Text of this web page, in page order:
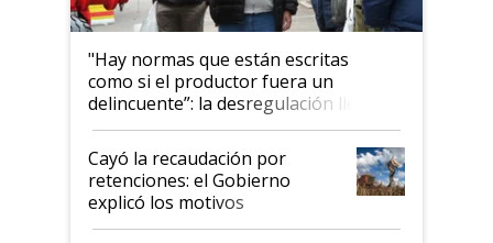
"Hay normas que están escritas
como si el productor fuera un
delincuente”: la desregulación llegó
al Congreso Aapresid y hasta se
habló del financiamiento al IPCVA
Cayó la recaudación por
retenciones: el Gobierno
explicó los motivos